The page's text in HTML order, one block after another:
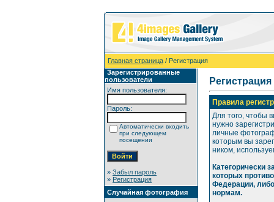
Главная страница / Регистрация
Зарегистрированные
пользователи
Имя пользователя:
Пароль:
Автоматически входить
при следующем
посещении
» Забыл пароль
» Регистрация
Случайная фотография
Регистрация
Правила
Для того, чтобы
нужно
личные
которым вы
ником,
Категорически
которых
Федерации,
нормам.